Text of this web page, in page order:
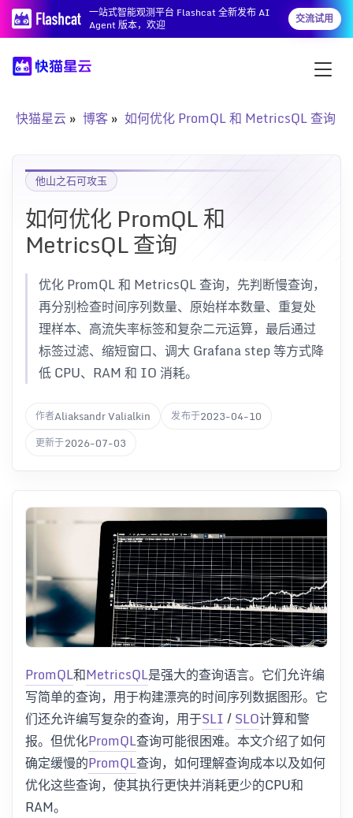
一站式智能观测平台 Flashcat 全新发布 AI
Agent 版本，欢迎
交流试用
快猫星云 博客 如何优化 PromQL 和 MetricsQL 查询
他山之石可攻玉
如何优化 PromQL 和
MetricsQL 查询
优化 PromQL 和 MetricsQL 查询，先判断慢查询，
再分别检查时间序列数量、原始样本数量、重复处
理样本、高流失率标签和复杂二元运算，最后通过
标签过滤、缩短窗口、调大 Grafana step 等方式降
低 CPU、RAM 和 IO 消耗。
作者Aliaksandr Valialkin 发布于2023-04-10
更新于2026-07-03
PromQL和MetricsQL是强大的查询语言。它们允许编
写简单的查询，用于构建漂亮的时间序列数据图形。它
们还允许编写复杂的查询，用于SLI/SLO计算和警
报。但优化PromQL查询可能很困难。本文介绍了如何
确定缓慢的PromQL查询，如何理解查询成本以及如何
优化这些查询，使其执行更快并消耗更少的CPU和
RAM。